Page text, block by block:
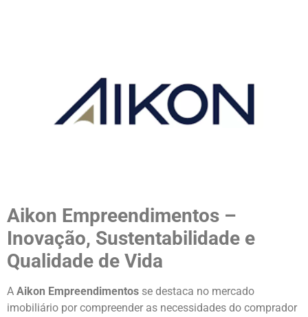
Aikon Empreendimentos –
Inovação, Sustentabilidade e
Qualidade de Vida
A Aikon Empreendimentos se destaca no mercado
imobiliário por compreender as necessidades do comprador